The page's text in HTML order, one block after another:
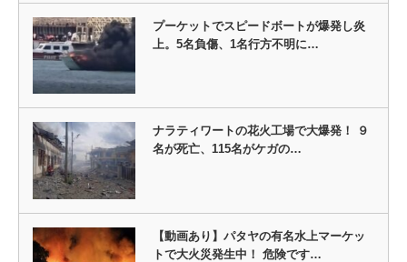
プーケットでスピードボートが爆発し炎
上。5名負傷、1名行方不明に…
ナラティワートの花火工場で大爆発！ ９
名が死亡、115名がケガの…
【動画あり】パタヤの有名水上マーケッ
トで大火災発生中！ 危険です…